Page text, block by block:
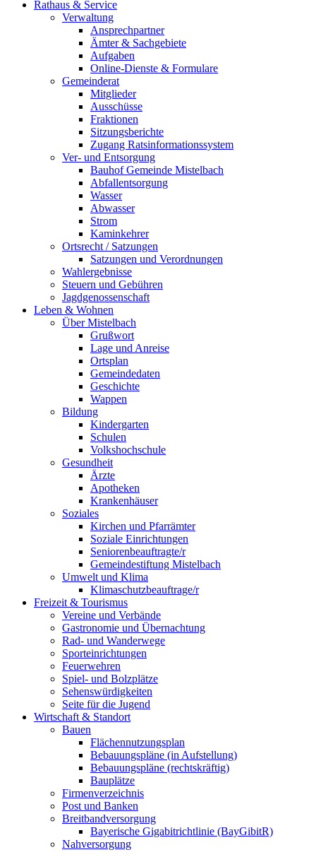
Rathaus & Service
Verwaltung
Ansprechpartner
Ämter & Sachgebiete
Aufgaben
Online-Dienste & Formulare
Gemeinderat
Mitglieder
Ausschüsse
Fraktionen
Sitzungsberichte
Zugang Ratsinformationssystem
Ver- und Entsorgung
Bauhof Gemeinde Mistelbach
Abfallentsorgung
Wasser
Abwasser
Strom
Kaminkehrer
Ortsrecht / Satzungen
Satzungen und Verordnungen
Wahlergebnisse
Steuern und Gebühren
Jagdgenossenschaft
Leben & Wohnen
Über Mistelbach
Grußwort
Lage und Anreise
Ortsplan
Gemeindedaten
Geschichte
Wappen
Bildung
Kindergarten
Schulen
Volkshochschule
Gesundheit
Ärzte
Apotheken
Krankenhäuser
Soziales
Kirchen und Pfarrämter
Soziale Einrichtungen
Seniorenbeauftragte/r
Gemeindestiftung Mistelbach
Umwelt und Klima
Klimaschutzbeauftrage/r
Freizeit & Tourismus
Vereine und Verbände
Gastronomie und Übernachtung
Rad- und Wanderwege
Sporteinrichtungen
Feuerwehren
Spiel- und Bolzplätze
Sehenswürdigkeiten
Seite für die Jugend
Wirtschaft & Standort
Bauen
Flächennutzungsplan
Bebauungspläne (in Aufstellung)
Bebauungspläne (rechtskräftig)
Bauplätze
Firmenverzeichnis
Post und Banken
Breitbandversorgung
Bayerische Gigabitrichtlinie (BayGibitR)
Nahversorgung